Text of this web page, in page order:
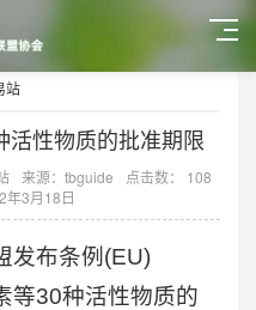
站
活性物质的批准期限
来源：tbguide
点击数： 108
年3月18日
布条例(EU)
等30种活性物质的